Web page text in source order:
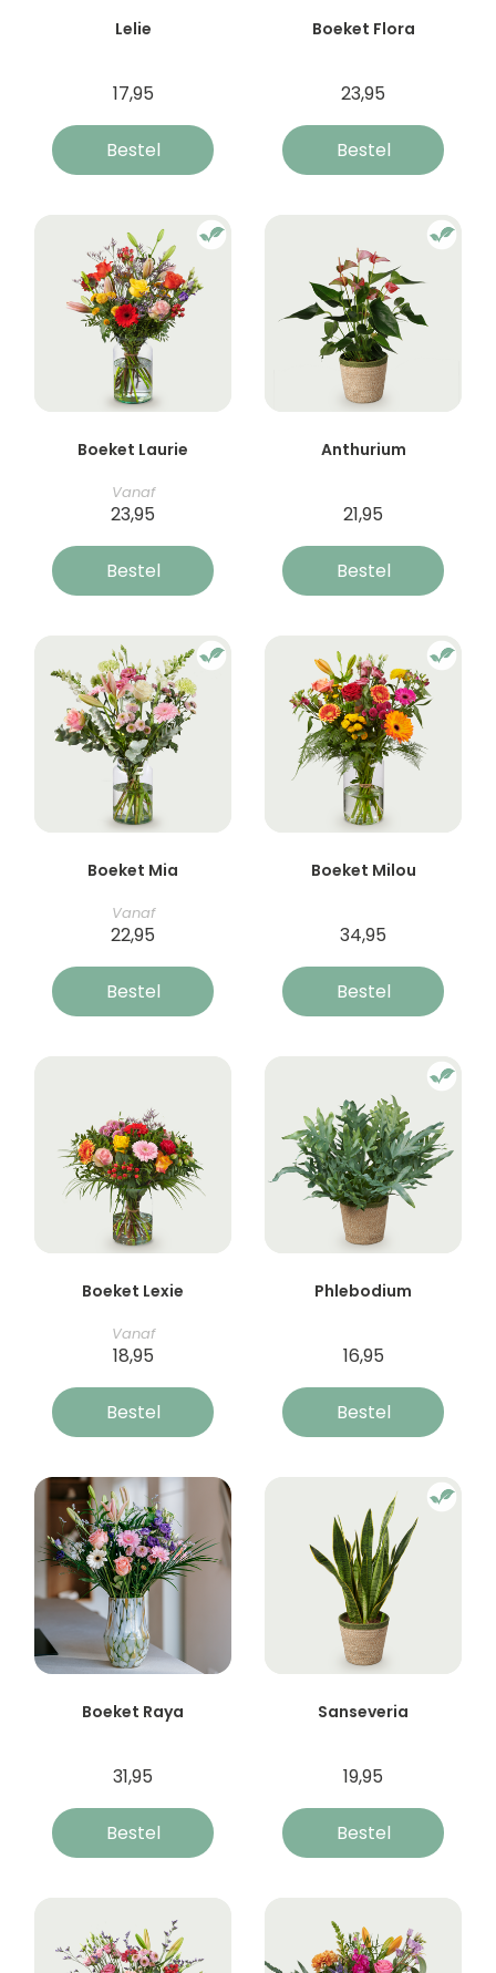
Lelie
17,95
Bestel
Boeket Flora
23,95
Bestel
Boeket Laurie
Vanaf
23,95
Bestel
Anthurium
21,95
Bestel
Boeket Mia
Vanaf
22,95
Bestel
Boeket Milou
34,95
Bestel
Boeket Lexie
Vanaf
18,95
Bestel
Phlebodium
16,95
Bestel
Boeket Raya
31,95
Bestel
Sanseveria
19,95
Bestel